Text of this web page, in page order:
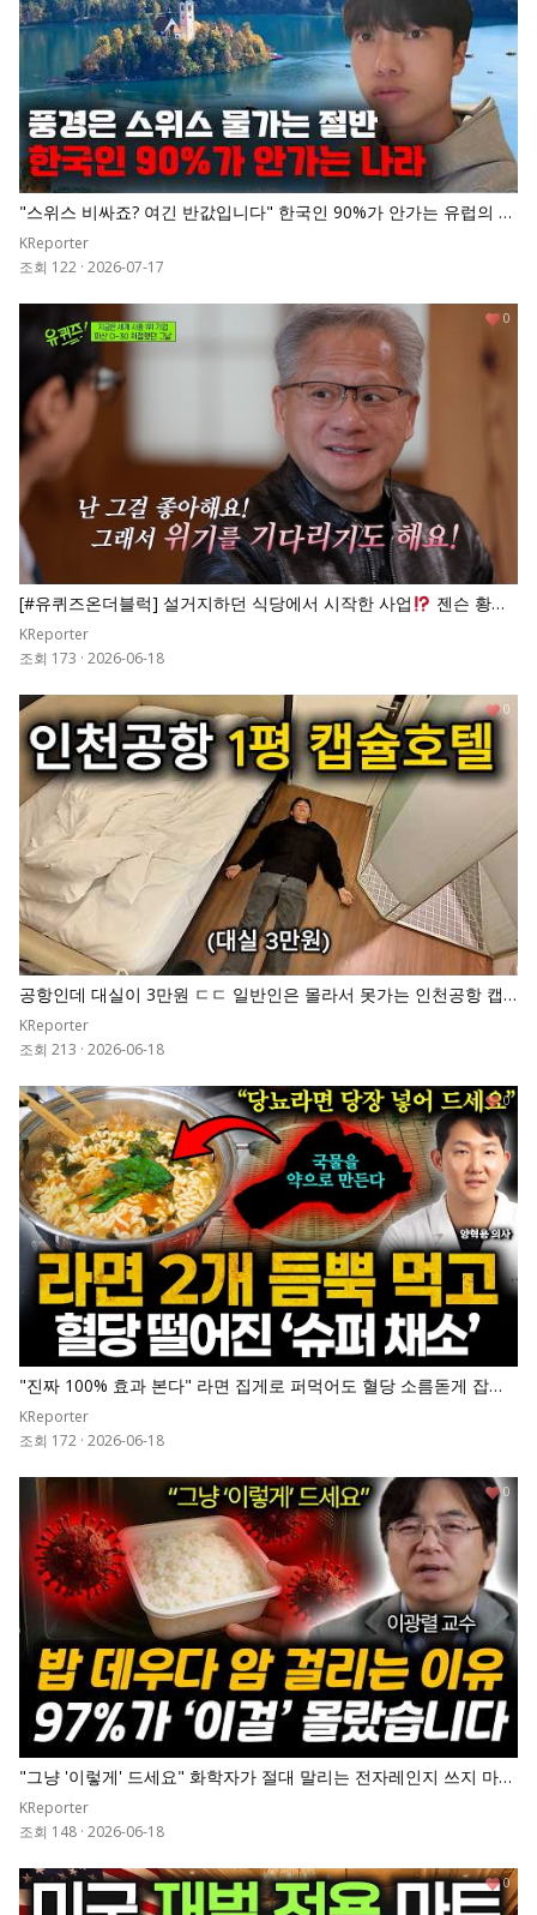
"스위스 비싸죠? 여긴 반값입니다" 한국인 90%가 안가는 유럽의 숨
겨진 천국
KReporter
조회 122 · 2026-07-17
[#유퀴즈온더블럭] 설거지하던 식당에서 시작한 사업
젠슨 황이
파산 직전인 엔비디아를 세계 시총 1위로 만든 비결
KReporter
조회 173 · 2026-06-18
0
공항인데 대실이 3만원 ㄷㄷ 일반인은 몰라서 못가는 인천공항 캡
슐호텔
KReporter
조회 213 · 2026-06-18
0
"진짜 100% 효과 본다" 라면 집게로 퍼먹어도 혈당 소름돋게 잡아
준 '1등 채소' 넣고 끓이세요. 췌장 살아나고 당화혈색소 7로 뚝 떨어
집니다
KReporter
조회 172 · 2026-06-18
0
"그냥 '이렇게' 드세요" 화학자가 절대 말리는 전자레인지 쓰지 마세
요. 밥 데우다 암 걸립니다 | 이광렬 교수 전체통합
KReporter
조회 148 · 2026-06-18
0
0